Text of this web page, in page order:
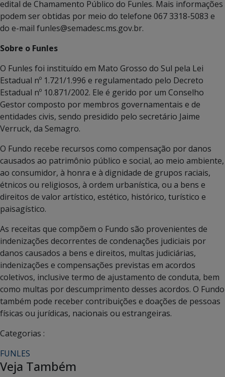
edital de Chamamento Público do Funles. Mais informações
podem ser obtidas por meio do telefone 067 3318-5083 e
do e-mail funles@semadesc.ms.gov.br.
Sobre o Funles
O Funles foi instituído em Mato Grosso do Sul pela Lei
Estadual nº 1.721/1.996 e regulamentado pelo Decreto
Estadual nº 10.871/2002. Ele é gerido por um Conselho
Gestor composto por membros governamentais e de
entidades civis, sendo presidido pelo secretário Jaime
Verruck, da Semagro.
O Fundo recebe recursos como compensação por danos
causados ao patrimônio público e social, ao meio ambiente,
ao consumidor, à honra e à dignidade de grupos raciais,
étnicos ou religiosos, à ordem urbanística, ou a bens e
direitos de valor artístico, estético, histórico, turístico e
paisagístico.
As receitas que compõem o Fundo são provenientes de
indenizações decorrentes de condenações judiciais por
danos causados a bens e direitos, multas judiciárias,
indenizações e compensações previstas em acordos
coletivos, inclusive termo de ajustamento de conduta, bem
como multas por descumprimento desses acordos. O Fundo
também pode receber contribuições e doações de pessoas
físicas ou jurídicas, nacionais ou estrangeiras.
Categorias :
FUNLES
Veja Também